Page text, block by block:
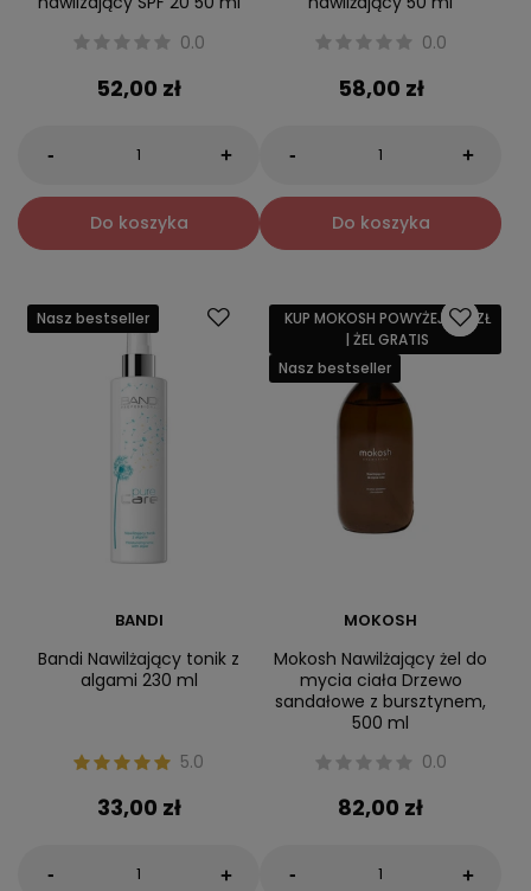
0.0
52,00 zł
- +
Do koszyka
0.0
58,00 zł
- +
Do koszyka
Nasz bestseller
BANDI
Bandi Nawilżający tonik z
algami 230 ml
5.0
33,00 zł
- +
KUP MOKOSH POWYŻEJ 159 ZŁ
| ŻEL GRATIS
Nasz bestseller
MOKOSH
Mokosh Nawilżający żel do
mycia ciała Drzewo
sandałowe z bursztynem,
500 ml
0.0
82,00 zł
- +